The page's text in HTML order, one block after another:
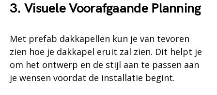
3. Visuele Voorafgaande Planning
Met prefab dakkapellen kun je van tevoren
zien hoe je dakkapel eruit zal zien. Dit helpt je
om het ontwerp en de stijl aan te passen aan
je wensen voordat de installatie begint.